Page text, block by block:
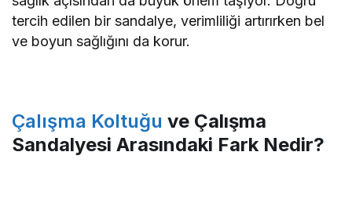
tercih edilen bir sandalye, verimliliği artırırken bel
ve boyun sağlığını da korur.
Çalışma Koltuğu ve Çalışma
Sandalyesi Arasındaki Fark Nedir?